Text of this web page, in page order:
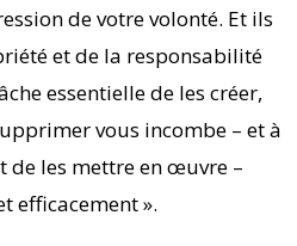
de votre volonté. Et ils
et de la responsabilité
essentielle de les créer,
vous incombe – et à
de les mettre en œuvre –
efficacement ».